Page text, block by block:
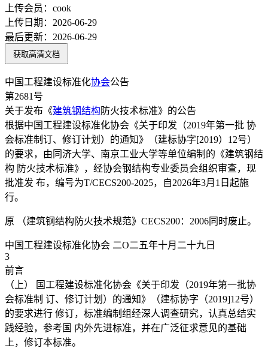
上传会员： cook
上传日期： 2026-06-29
最后更新： 2026-06-29
获取高清文档
中国工程建设标准化协会公告
第2681号
关于发布《建筑钢结构 防火技术标准》的公告
根据中国工程建设标准化协会《关于印发（2019年第一批 协
会标准制订、修订计划）的通知》（建标协字[2019）12号）
的要求，由同济大学、南京工业大学等单位编制的《建筑钢结
构 防火技术标准》，经协会钢结构专业委员会组织审查，现
批准发 布，编号为T/CECS200-2025，自2026年3月1日起施
行。
原 （建筑钢结构防火技术规范》CECS200：2006同时废止。
中国工程建设标准化协会 二O二五年十月二十九日
3
前言
（上） 国工程建设标准化协会《关于印发（2019年第一批协
会标准制 订、修订计划）的通知》（建标协字（2019]12号）
的要求进行 修订，标准编制组经深人调查研究，认真总结实
践经验，参考国 内外先进标准，并在广泛征求意见的基础
上，修订本标准。